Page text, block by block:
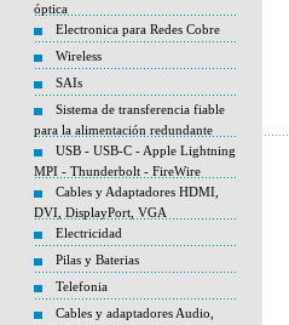
óptica
Electronica para Redes Cobre
Wireless
SAIs
Sistema de transferencia fiable
para la alimentación redundante
USB - USB-C - Apple Lightning
MPI - Thunderbolt - FireWire
Cables y Adaptadores HDMI,
DVI, DisplayPort, VGA
Electricidad
Pilas y Baterias
Telefonia
Cables y adaptadores Audio,